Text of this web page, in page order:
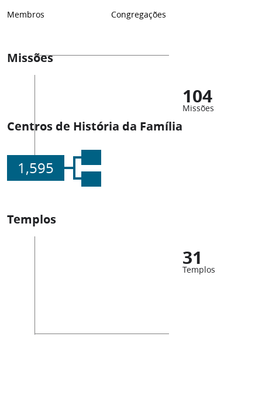
Membros Congregações
Missões
104
Missões
Centros de História da Família
1,595
Templos
31
Templos